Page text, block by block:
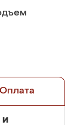
Оплата
и